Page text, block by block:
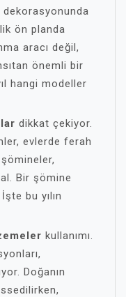
dekorasyonunda
ön planda
aracı değil,
önemli bir
hangi modeller
dikkat çekiyor.
evlerde ferah
Bir şömine
bu yılın
kullanımı.
Doğanın